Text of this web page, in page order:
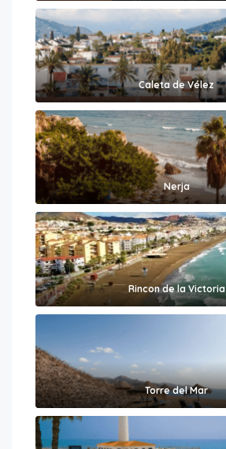
Caleta de Vélez
Nerja
Rincon de la Victoria
Torre del Mar